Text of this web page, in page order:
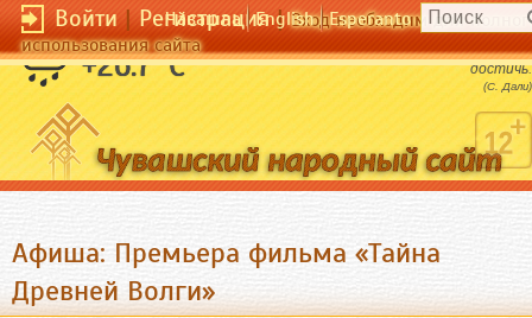
Войти|Регистрация|Вход необходим для
использования сайта
Чӑвашла English Esperanto
+26.7 °C
Не бойтесь совершенства. Вам его не
достичь.
(C. Дали)
Афиша: Премьера фильма «Тайна
Древней Волги»